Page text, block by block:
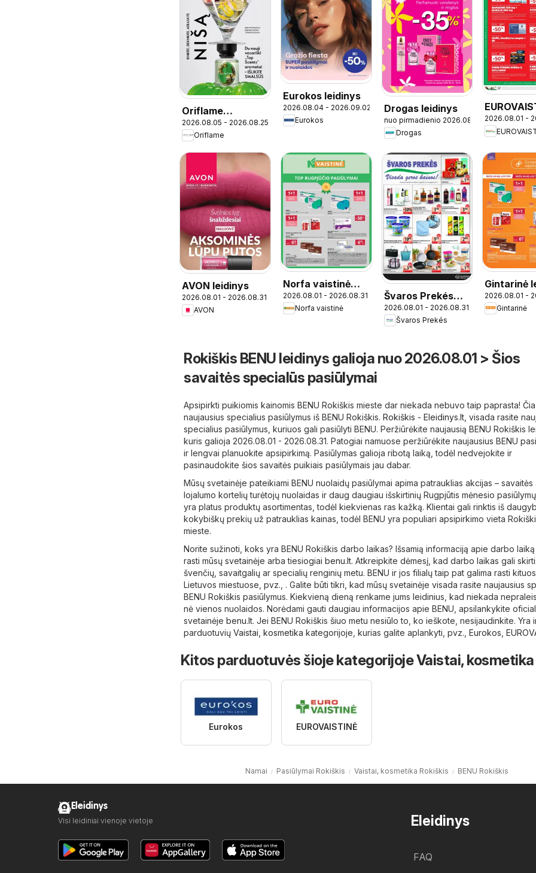
Oriflame
katalogas 11 2026
2026.08.05 - 2026.08.25
Oriflame
Eurokos leidinys
2026.08.04 - 2026.09.02
Eurokos
Drogas leidinys
nuo pirmadienio 2026.08.03
Drogas
leidinys
2026.08.01 -
AVON leidinys
2026.08.01 - 2026.08.31
AVON
Norfa vaistinė
leidinys
2026.08.01 - 2026.08.31
Norfa vaistinė
Švaros Prekés
leidinys
2026.08.01 - 2026.08.31
Švaros Prekés
Gintarinė
2026.08.01 -
Gintarinė
Rokiškis BENU leidinys galioja nuo 2026.08.01 > Šios
savaitės specialūs pasiūlymai
Apsipirkti puikiomis kainomis BENU Rokiškis mieste dar niekada nebuvo taip paprasta!
naujausius specialius pasiūlymus iš BENU Rokiškis. Rokiškis - Eleidinys.lt , visada rasite
specialius pasiūlymus, kuriuos gali pasiūlyti BENU. Peržiūrėkite naujausią BENU Rokiškis
kuris galioja 2026.08.01 - 2026.08.31. Patogiai namuose peržiūrėkite naujausius BENU
ir lengvai planuokite apsipirkimą. Pasiūlymas galioja ribotą laiką, todėl nedvejokite ir
pasinaudokite šios savaitės puikiais pasiūlymais jau dabar.
Mūsų svetainėje pateikiami BENU nuolaidų pasiūlymai apima patrauklias akcijas – savaitės
lojalumo kortelių turėtojų nuolaidas ir daug daugiau išskirtinių Rugpjūtis mėnesio
yra platus produktų asortimentas, todėl kiekvienas ras kažką. Klientai gali rinktis iš
kokybiškų prekių už patrauklias kainas, todėl BENU yra populiari apsipirkimo vieta
mieste.
Norite sužinoti, koks yra BENU Rokiškis darbo laikas? Išsamią informaciją apie darbo
rasti mūsų svetainėje arba tiesiogiai benu.lt. Atkreipkite dėmesį, kad darbo laikas gali
švenčių, savaitgalių ar specialių renginių metu. BENU ir jos filialų taip pat galima rasti
Lietuvos miestuose, pvz., . Galite būti tikri, kad mūsų svetainėje visada rasite naujausius
BENU Rokiškis pasiūlymus. Kiekvieną dieną renkame jums leidinius, kad niekada
nė vienos nuolaidos. Norėdami gauti daugiau informacijos apie BENU, apsilankykite
svetainėje benu.lt. Jei BENU Rokiškis šiuo metu nesiūlo to, ko ieškote, nesijaudinkite. Yra
parduotuvių Vaistai, kosmetika kategorijoje, kurias galite aplankyti, pvz., Eurokos
Kitos parduotuvės šioje kategorijoje Vaistai, kosmetika
Eurokos EUROVAISTINĖ
Namai Pasiūlymai Rokiškis Vaistai, kosmetika Rokiškis BENU Rokiškis
Eleidinys
FAQ
Eleidinys
Visi leidiniai vienoje vietoje